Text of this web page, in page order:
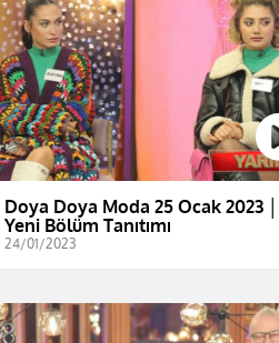
Doya Doya Moda 25 Ocak 2023 │
Yeni Bölüm Tanıtımı
24/01/2023